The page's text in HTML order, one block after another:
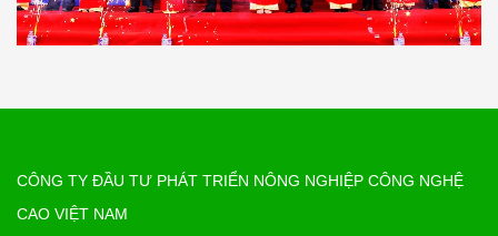
CÔNG TY ĐẦU TƯ PHÁT TRIỂN NÔNG NGHIỆP CÔNG NGHỆ
CAO VIỆT NAM